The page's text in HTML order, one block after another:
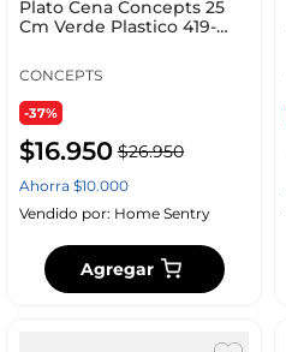
Plato Cena Concepts 25
Cm Verde Plastico 419-
CONCEPTS
-37%
$16.950 $26.950
Ahorra $10.000
Vendido por: Home Sentry
Agregar